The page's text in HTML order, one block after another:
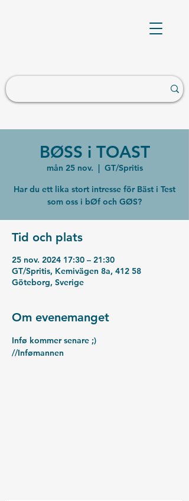
BØSS i TOAST
mån 25 nov.
  |
GT/Spritis
Har du ett lika stort intresse för Bäst i Test
som oss i bØf och GØS?
Tid och plats
25 nov. 2024 17:30 – 21:30
GT/Spritis, Kemivägen 8a, 412 58
Göteborg, Sverige
Om evenemanget
Infø kommer senare ;)
//Infømannen